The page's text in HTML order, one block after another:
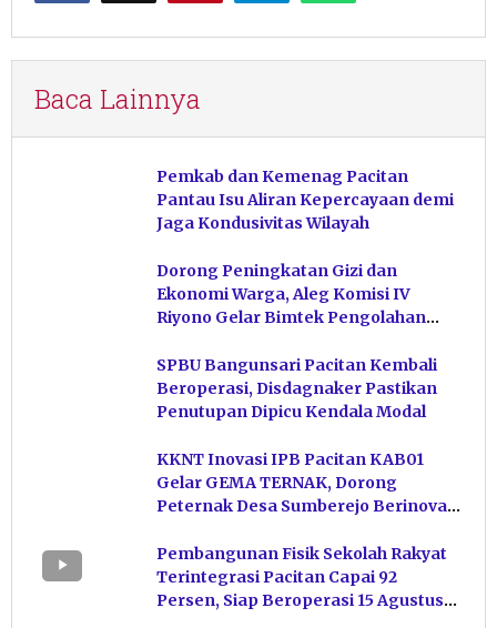
Baca Lainnya
Pemkab dan Kemenag Pacitan
Pantau Isu Aliran Kepercayaan demi
Jaga Kondusivitas Wilayah
Dorong Peningkatan Gizi dan
Ekonomi Warga, Aleg Komisi IV
Riyono Gelar Bimtek Pengolahan
SPBU Bangunsari Pacitan Kembali
Beroperasi, Disdagnaker Pastikan
Penutupan Dipicu Kendala Modal
KKNT Inovasi IPB Pacitan KAB01
Gelar GEMA TERNAK, Dorong
Peternak Desa Sumberejo Berinovasi
Pembangunan Fisik Sekolah Rakyat
Terintegrasi Pacitan Capai 92
Persen, Siap Beroperasi 15 Agustus